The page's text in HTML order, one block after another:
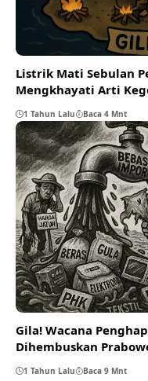
Listrik Mati Sebulan
Mengkhayati Arti
1 Tahun Lalu Baca 4 Mnt
Gila! Wacana
Dihembuskan
1 Tahun Lalu Baca 9 Mnt